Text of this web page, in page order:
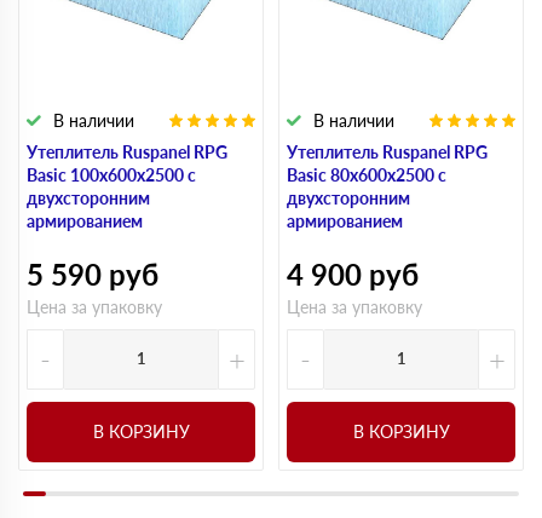
Утеплитель Ruspanel RPG
Basic 100х600х2500 с
двухсторонним
армированием
В наличии
5 590 руб
Цена за упаковку
- +
В КОРЗИНУ
Утеплитель Ruspanel RPG
Basic 80х600х2500 с
двухсторонним
армированием
В наличии
4 900 руб
Цена за упаковку
- +
В КОРЗИНУ